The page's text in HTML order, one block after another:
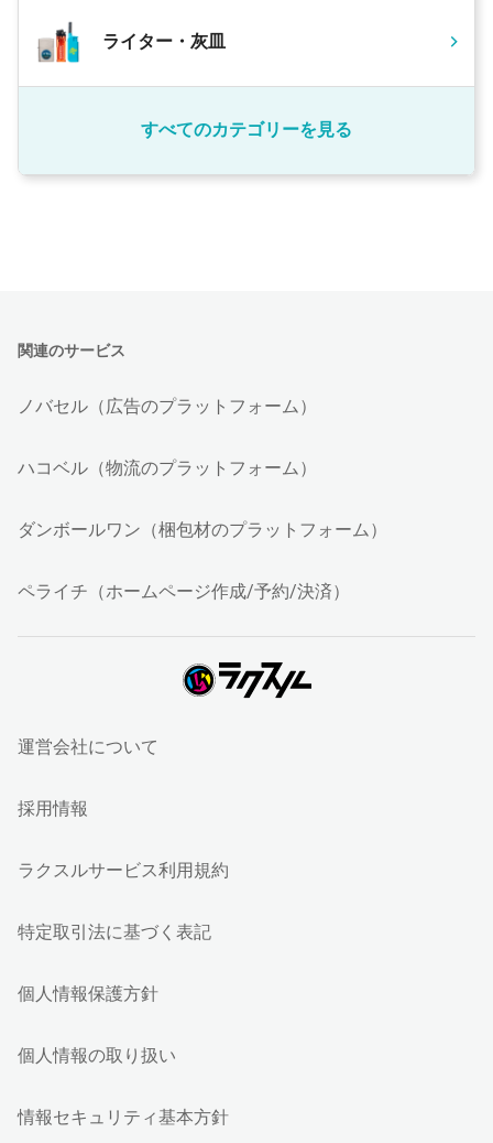
ライター・灰皿
すべてのカテゴリーを見る
関連のサービス
ノバセル（広告のプラットフォーム）
ハコベル（物流のプラットフォーム）
ダンボールワン（梱包材のプラットフォーム）
ペライチ（ホームページ作成/予約/決済）
運営会社について
採用情報
ラクスルサービス利用規約
特定取引法に基づく表記
個人情報保護方針
個人情報の取り扱い
情報セキュリティ基本方針